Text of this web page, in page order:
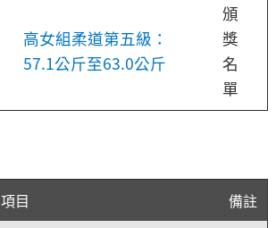
高女組柔道第五級：
57.1公斤至63.0公斤
頒
獎
名
單
項目 備註